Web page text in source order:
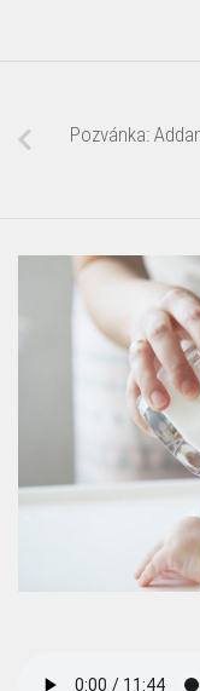
Pozvánka: